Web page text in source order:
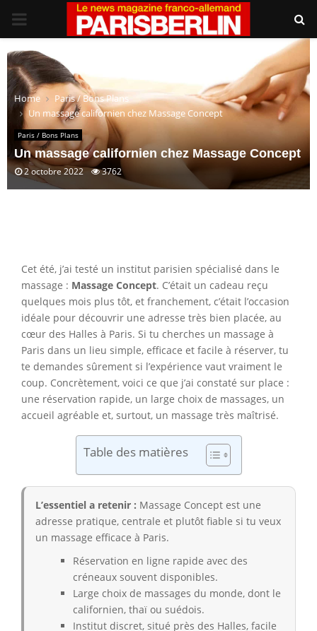
PRIMARY
MENU
Home
Paris / Bons Plans
Un massage californien chez Massage Concept
Paris / Bons Plans
Un massage californien chez Massage Concept
2 octobre 2022 3762
Cet été, j’ai testé un institut parisien spécialisé dans le
massage : Massage Concept. C’était un cadeau reçu
quelques mois plus tôt, et franchement, c’était l’occasion
idéale pour découvrir une adresse très bien placée, au
cœur des Halles à Paris. Si tu cherches un massage à
Paris dans un lieu simple, efficace et facile à réserver, tu
te demandes sûrement si l’expérience vaut vraiment le
coup. Concrètement, voici ce que j’ai constaté sur place :
une réservation rapide, un large choix de massages, un
accueil agréable et, surtout, un massage très maîtrisé.
Table des matières
L’essentiel a retenir : Massage Concept est une
adresse pratique, centrale et plutôt fiable si tu veux
un massage efficace à Paris.
Réservation en ligne rapide avec des
créneaux souvent disponibles.
Large choix de massages du monde, dont le
californien, thaï ou suédois.
Institut discret, situé près des Halles, facile